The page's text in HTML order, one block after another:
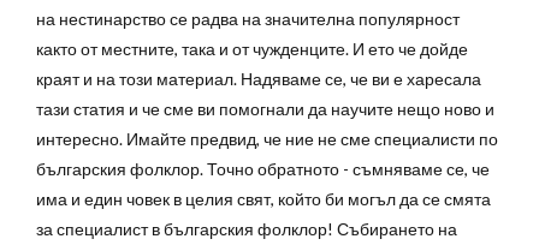
на нестинарство се радва на значителна популярност
както от местните, така и от чужденците. И ето че дойде
краят и на този материал. Надяваме се, че ви е харесала
тази статия и че сме ви помогнали да научите нещо ново и
интересно. Имайте предвид, че ние не сме специалисти по
българския фолклор. Точно обратното - съмняваме се, че
има и един човек в целия свят, който би могъл да се смята
за специалист в българския фолклор! Събирането на